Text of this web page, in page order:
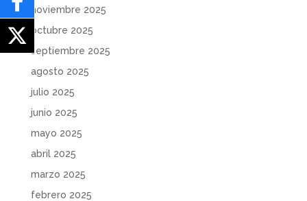
noviembre 2025
octubre 2025
septiembre 2025
agosto 2025
julio 2025
junio 2025
mayo 2025
abril 2025
marzo 2025
febrero 2025